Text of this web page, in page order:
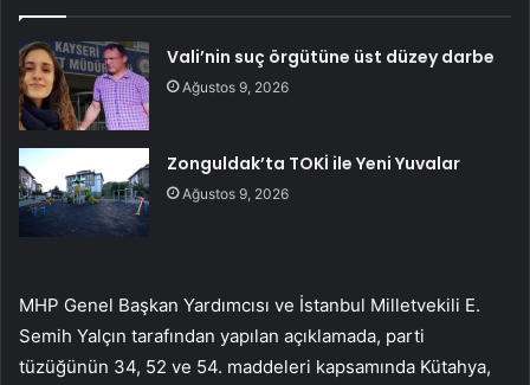
Vali’nin suç örgütüne üst düzey darbe
Ağustos 9, 2026
Zonguldak’ta TOKİ ile Yeni Yuvalar
Ağustos 9, 2026
MHP Genel Başkan Yardımcısı ve İstanbul Milletvekili E.
Semih Yalçın tarafından yapılan açıklamada, parti
tüzüğünün 34, 52 ve 54. maddeleri kapsamında Kütahya,